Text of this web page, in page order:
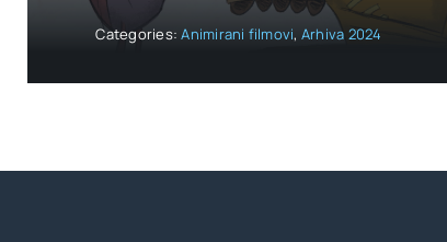
Categories:Animirani filmovi, Arhiva 2024